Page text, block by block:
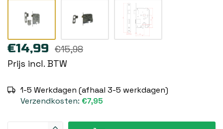
€14,99 €15,98
Prijs incl. BTW
1-5 Werkdagen (afhaal 3-5 werkdagen)
Verzendkosten: €7,95